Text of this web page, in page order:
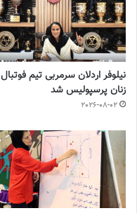
نیلوفر اردلان سرمربی تیم فوتبال
زنان پرسپولیس شد
2026-08-02